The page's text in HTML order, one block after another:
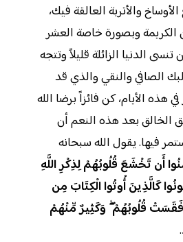
والأتربة العالقة فيك،
وبصورة خاصة العشر
تنسى الدنيا الزائلة قليلاً وتتجه
الصافي والنقي والذي قد
هذه الأيام، كن فائزاً برضا الله
الخالق بعد هذه النعم أن
فيها. يقول الله سبحانه
أَن تَخْشَعَ قُلُوبُهُمْ لِذِكْرِ اللَّهِ
كَالَّذِينَ أُوتُوا الْكِتَابَ مِن
قُلُوبُهُمْ ۖ وَكَثِيرٌ مِّنْهُمْ